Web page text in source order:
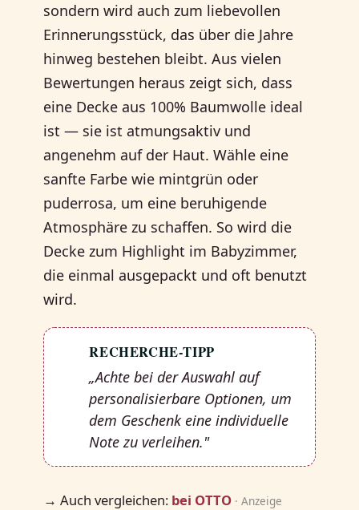
sondern wird auch zum liebevollen
Erinnerungsstück, das über die Jahre
hinweg bestehen bleibt. Aus vielen
Bewertungen heraus zeigt sich, dass
eine Decke aus 100% Baumwolle ideal
ist — sie ist atmungsaktiv und
angenehm auf der Haut. Wähle eine
sanfte Farbe wie mintgrün oder
puderrosa, um eine beruhigende
Atmosphäre zu schaffen. So wird die
Decke zum Highlight im Babyzimmer,
die einmal ausgepackt und oft benutzt
wird.
RECHERCHE-TIPP
„Achte bei der Auswahl auf
personalisierbare Optionen, um
dem Geschenk eine individuelle
Note zu verleihen."
→ Auch vergleichen: bei OTTO · Anzeige